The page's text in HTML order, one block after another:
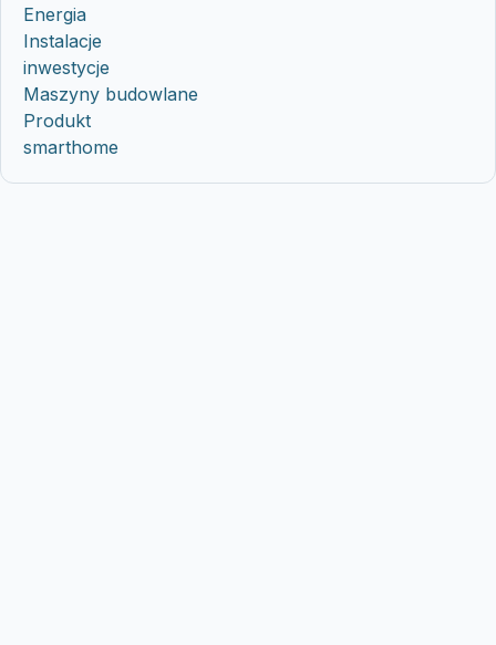
Energia
Instalacje
inwestycje
Maszyny budowlane
Produkt
smarthome